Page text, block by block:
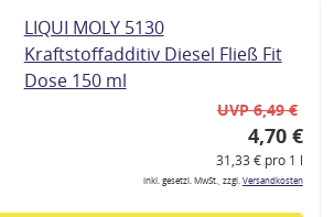
LIQUI MOLY 5130
Kraftstoffadditiv Diesel Fließ Fit
Dose 150 ml
UVP 6,49 €
4,70 €
31,33 € pro 1 l
inkl. gesetzl. MwSt., zzgl.Versandkosten